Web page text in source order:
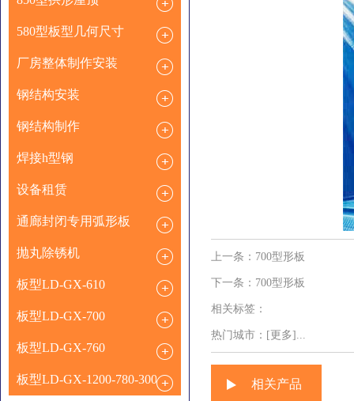
580型板型几何尺寸
厂房整体制作安装
钢结构安装
钢结构制作
焊接h型钢
设备租赁
通廊封闭专用弧形板
抛丸除锈机
板型LD-GX-610
板型LD-GX-700
板型LD-GX-760
板型LD-GX-1200-780-300
上一条： 700型形板
下一条： 700型形板
相关标签：
热门城市： [更多]...
相关产品